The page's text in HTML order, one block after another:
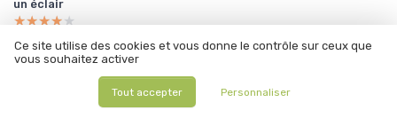
un éclair
★★★★★
★★★★★
À lire aussi
Ce site utilise des cookies et vous donne le contrôle sur ceux que
vous souhaitez activer
Tout accepter Personnaliser